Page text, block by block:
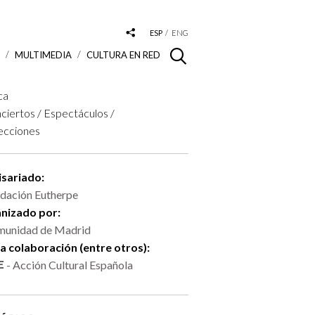
ESP ENG
MULTIMEDIA CULTURA EN RED
/ Espectáculos /
Eutherpe
por:
de Madrid
colaboración (entre otros):
- Acción Cultural Española